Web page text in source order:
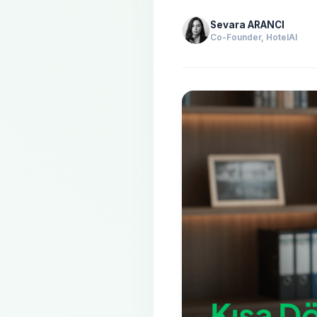
Sevara ARANCI
Co-Founder, HotelAI